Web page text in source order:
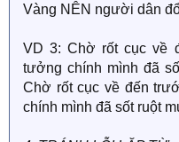
Vàng NÊN người dân
VD 3: Chờ rốt cục về
tưởng chính mình đã
Chờ rốt cục về đến
chính mình đã sốt ruột